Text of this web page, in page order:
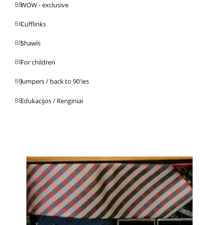
WOW - exclusive
Cufflinks
Shawls
For children
Jumpers / back to 90'ies
Edukacijos / Renginiai